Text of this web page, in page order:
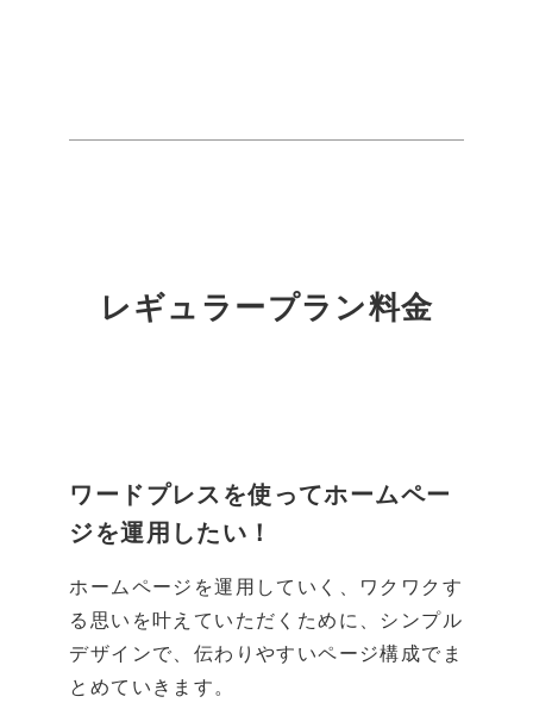
レギュラープラン料金
ワードプレスを使ってホームペー
ジを運用したい！
ホームページを運用していく、ワクワクす
る思いを叶えていただくために、シンプル
デザインで、伝わりやすいページ構成でま
とめていきます。